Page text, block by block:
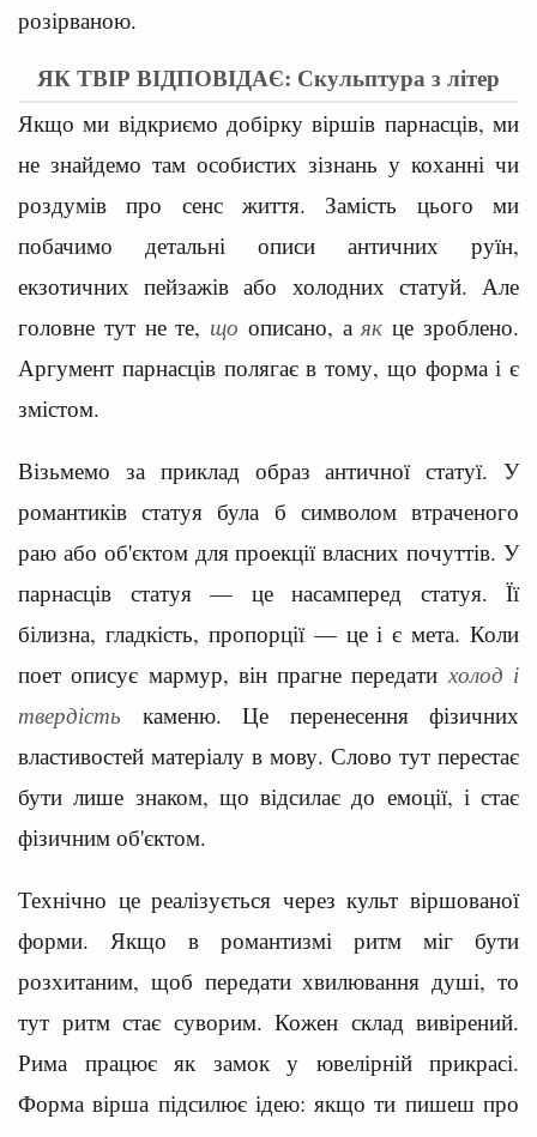
розірваною.
ЯК ТВІР ВІДПОВІДАЄ: Скульптура з літер
Якщо ми відкриємо добірку віршів парнасців, ми
не знайдемо там особистих зізнань у коханні чи
роздумів про сенс життя. Замість цього ми
побачимо детальні описи античних руїн,
екзотичних пейзажів або холодних статуй. Але
головне тут не те, що описано, аяк це зроблено.
Аргумент парнасців полягає в тому, що форма і є
змістом.
Візьмемо за приклад образ античної статуї. У
романтиків статуя була б символом втраченого
раю або об'єктом для проекції власних почуттів. У
парнасців статуя — це насамперед статуя. Її
білизна, гладкість, пропорції — це і є мета. Коли
поет описує мармур, він прагне передати холод і
твердість каменю. Це перенесення фізичних
властивостей матеріалу в мову. Слово тут перестає
бути лише знаком, що відсилає до емоції, і стає
фізичним об'єктом.
Технічно це реалізується через культ віршованої
форми. Якщо в романтизмі ритм міг бути
розхитаним, щоб передати хвилювання душі, то
тут ритм стає суворим. Кожен склад вивірений.
Рима працює як замок у ювелірній прикрасі.
Форма вірша підсилює ідею: якщо ти пишеш про